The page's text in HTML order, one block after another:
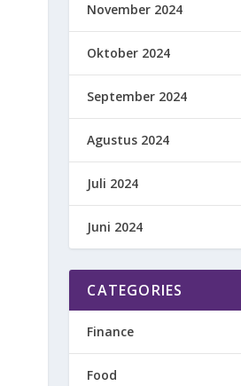
November 2024
Oktober 2024
September 2024
Agustus 2024
Juli 2024
Juni 2024
CATEGORIES
Finance
Food